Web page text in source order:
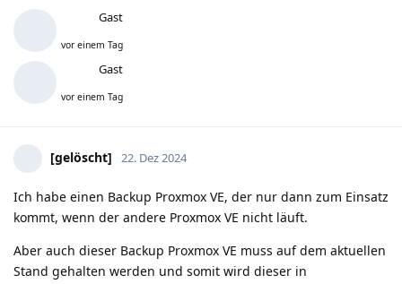
Gast
vor einem Tag
Gast
vor einem Tag
[gelöscht] 22. Dez 2024
Ich habe einen Backup Proxmox VE, der nur dann zum Einsatz
kommt, wenn der andere Proxmox VE nicht läuft.
Aber auch dieser Backup Proxmox VE muss auf dem aktuellen
Stand gehalten werden und somit wird dieser in